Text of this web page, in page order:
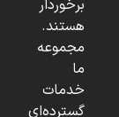
برخوردار
هستند.
مجموعه
ما
خدمات
گسترده‌ای